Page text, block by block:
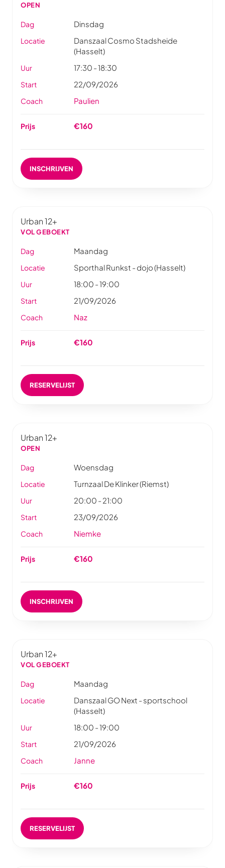
OPEN
Dag Dinsdag
Locatie
Danszaal Cosmo Stadsheide
(Hasselt)
Uur 17:30 - 18:30
Start 22/09/2026
Coach Paulien
Prijs €160
INSCHRIJVEN
Urban 12+
VOL GEBOEKT
Dag Maandag
Locatie Sporthal Runkst - dojo (Hasselt)
Uur 18:00 - 19:00
Start 21/09/2026
Coach Naz
Prijs €160
RESERVELIJST
Urban 12+
OPEN
Dag Woensdag
Locatie Turnzaal De Klinker (Riemst)
Uur 20:00 - 21:00
Start 23/09/2026
Coach Niemke
Prijs €160
INSCHRIJVEN
Urban 12+
VOL GEBOEKT
Dag Maandag
Locatie
Danszaal GO Next - sportschool
(Hasselt)
Uur 18:00 - 19:00
Start 21/09/2026
Coach Janne
Prijs €160
RESERVELIJST